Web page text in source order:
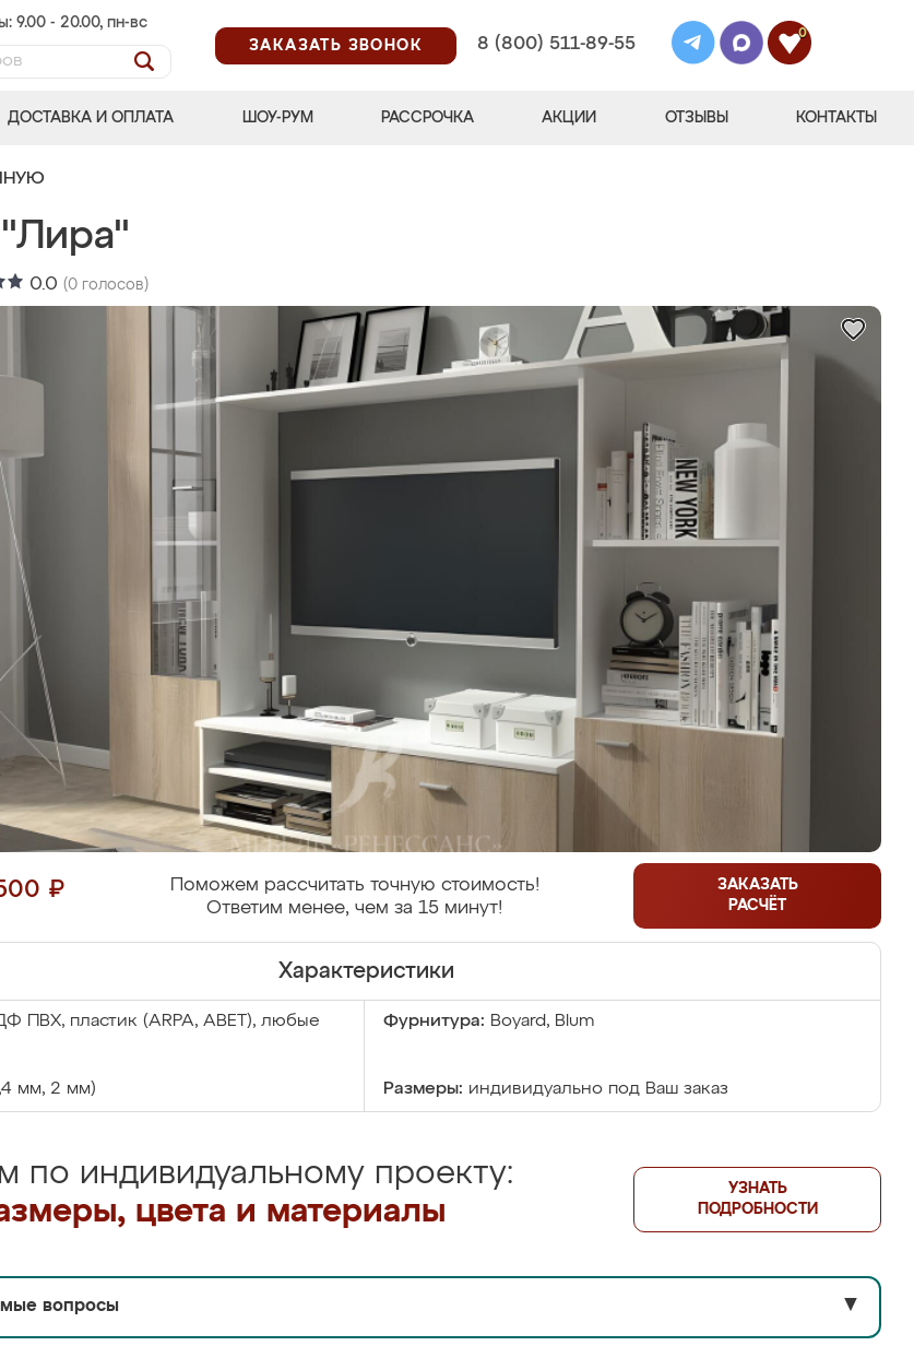
9.00 - 20.00, пн-вс
ЗАКАЗАТЬ ЗВОНОК
8 (800) 511-89-55
0
ДОСТАВКА И ОПЛАТА ШОУ-РУМ РАССРОЧКА АКЦИИ ОТЗЫВЫ КОНТАКТЫ
0.0 (0 голосов)
₽
Поможем рассчитать точную стоимость!
Ответим менее, чем за 15 минут!
ЗАКАЗАТЬ
РАСЧЁТ
Характеристики
ПВХ, пластик (ARPA, ABET), любые
Фурнитура: Boyard, Blum
мм, 2 мм) Размеры: индивидуально под Ваш заказ
по индивидуальному проекту:
цвета и материалы
УЗНАТЬ
ПОДРОБНОСТИ
вопросы ▼